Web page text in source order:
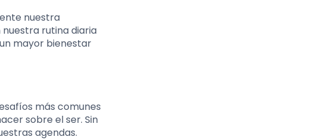
nuestra
rutina diaria
mayor bienestar
más comunes
sobre el ser. Sin
agendas.